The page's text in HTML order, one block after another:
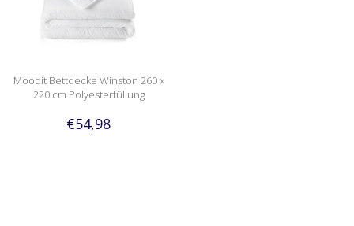
Moodit Bettdecke Winston 260 x
220 cm Polyesterfüllung
€54,98